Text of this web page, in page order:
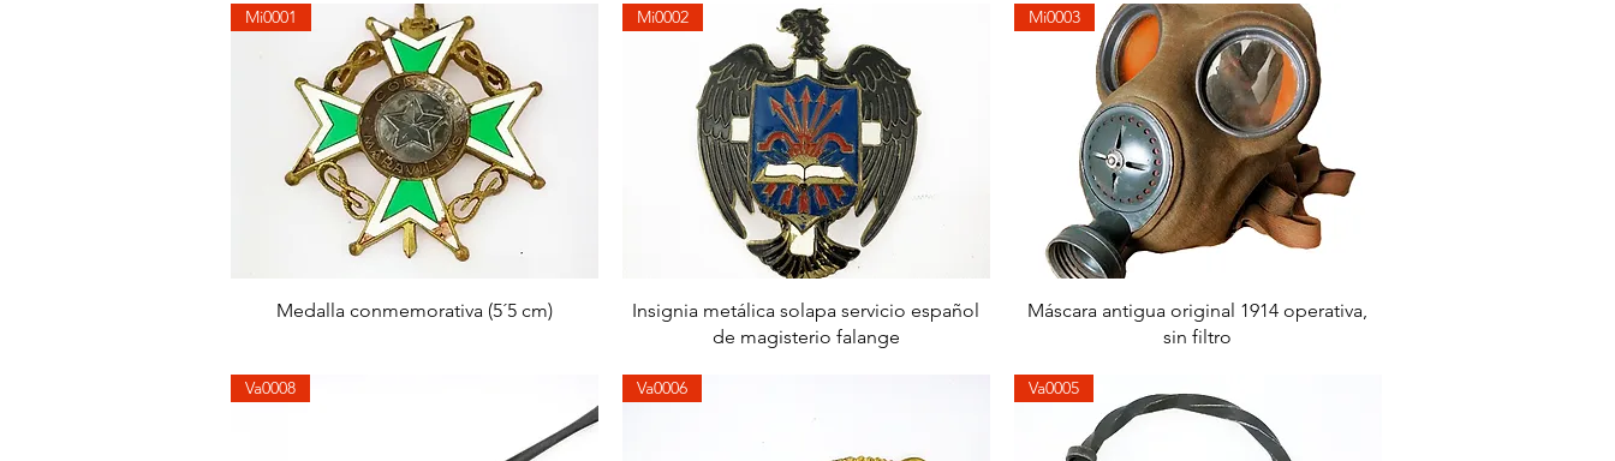
Aperçu rapide
Mi0001
Medalla conmemorativa (5´5 cm) Aperçu rapide
Mi0002
Insignia metálica solapa servicio español
de magisterio falange
Aperçu rapide
Mi0003
Máscara antigua original 1914 operativa,
sin filtro
Va0008 Va0006 Va0005